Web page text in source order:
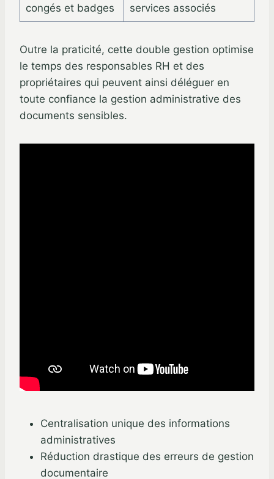
congés et badges
services associés
Outre la praticité, cette double gestion optimise
le temps des responsables RH et des
propriétaires qui peuvent ainsi déléguer en
toute confiance la gestion administrative des
documents sensibles.
Centralisation unique des informations
administratives
Réduction drastique des erreurs de gestion
documentaire